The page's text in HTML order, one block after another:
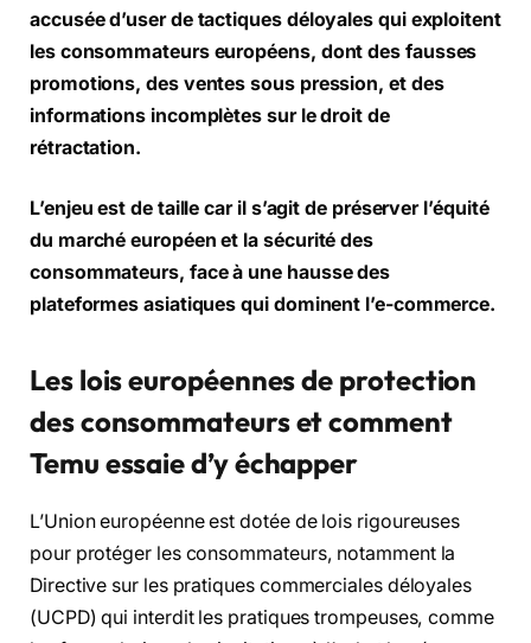
accusée d’user de tactiques déloyales qui exploitent
les consommateurs européens, dont des fausses
promotions, des ventes sous pression, et des
informations incomplètes sur le droit de
rétractation.
L’enjeu est de taille car il s’agit de préserver l’équité
du marché européen et la sécurité des
consommateurs, face à une hausse des
plateformes asiatiques qui dominent l’e-commerce.
Les lois européennes de protection
des consommateurs et comment
Temu essaie d’y échapper
L’Union européenne est dotée de lois rigoureuses
pour protéger les consommateurs, notamment la
Directive sur les pratiques commerciales déloyales
(UCPD) qui interdit les pratiques trompeuses, comme